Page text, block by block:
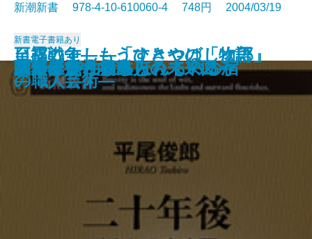
聖徳太子はいなかった
仏教と資本主義
眠れぬ夜のラジオ深夜便
川柳うきよ鏡
釈迦に説法
死の壁
授業の復権
40歳からの仕事術
黒いスイス
英語の看板がスラスラ読める
新潮新書 978-4-10-610060-4 748円 2004/03/19
新書電子書籍あり
二十年後―くらしの未来図―
プーチン
関西赤貧古本道
ふたりで泊まるほんものの宿
日露戦争―もうひとつの「物語」
―
家庭という病巣
エルメス
日本はどう報じられているか
立ち上がれ日本人
至福のすし―「すきやばし次郎」
の職人芸術―